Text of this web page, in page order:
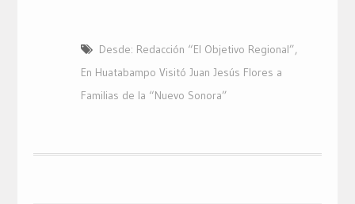
Desde: Redacción “El Objetivo Regional”,
En Huatabampo Visitó Juan Jesús Flores a
Familias de la “Nuevo Sonora”